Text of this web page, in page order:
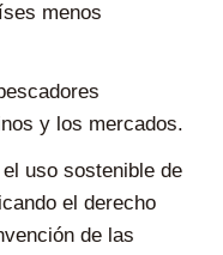
menos
y los mercados.
uso sostenible de
el derecho
de las